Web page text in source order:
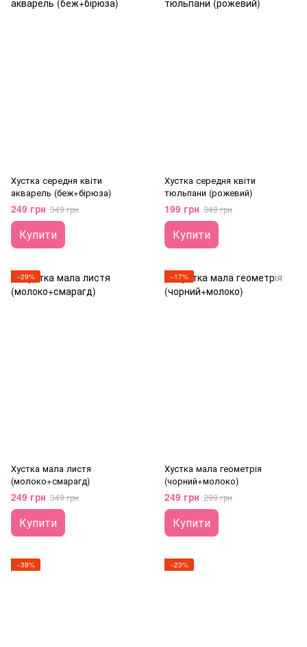
Хустка середня квіти
акварель (беж+бірюза)
249 грн 349 грн
Купити
Хустка середня квіти
тюльпани (рожевий)
199 грн 349 грн
Купити
−29%
Хустка мала листя
(молоко+смарагд)
249 грн 349 грн
Купити
−17%
Хустка мала геометрія
(чорний+молоко)
249 грн 299 грн
Купити
−38% −23%